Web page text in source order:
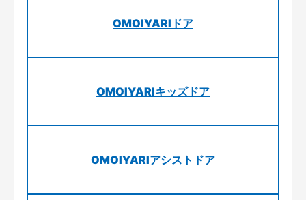
OMOIYARIドア
OMOIYARIキッズドア
OMOIYARIアシストドア